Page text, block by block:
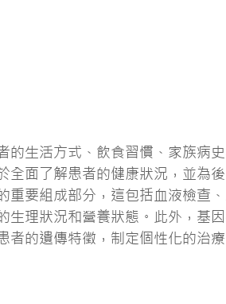
生活方式、飲食習慣、家族病史
全面了解患者的健康狀況，並為
重要組成部分，這包括血液檢查
生理狀況和營養狀態。此外，基
的遺傳特徵，制定個性化的治療